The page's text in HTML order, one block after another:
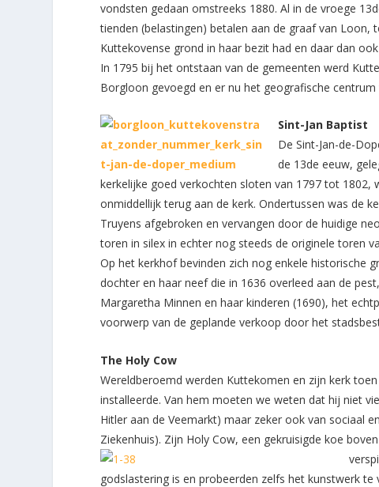
vondsten gedaan omstreeks 1880. Al in de vroege 13
tienden (belastingen) betalen aan de graaf van
Kuttekovense grond in haar bezit had en daar dan
In 1795 bij het ontstaan van de gemeenten werd
Borgloon gevoegd en er nu het geografische centrum
Sint-Jan Baptist
De Sint-Jan-de-
de 13de eeuw,
kerkelijke goed verkochten sloten van 1797 tot
onmiddellijk terug aan de kerk. Ondertussen was de
Truyens afgebroken en vervangen door de huidige
toren in silex in echter nog steeds de originele toren
Op het kerkhof bevinden zich nog enkele historische
dochter en haar neef die in 1636 overleed aan de
Margaretha Minnen en haar kinderen (1690), het
voorwerp van de geplande verkoop door het
The Holy Cow
Wereldberoemd werden Kuttekomen en zijn kerk
installeerde. Van hem moeten we weten dat hij niet
Hitler aan de Veemarkt) maar zeker ook van sociaal
Ziekenhuis). Zijn Holy Cow, een gekruisigde koe
godslastering is en probeerden zelfs het kunstwerk